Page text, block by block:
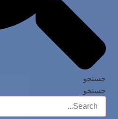
جستجو
جستجو